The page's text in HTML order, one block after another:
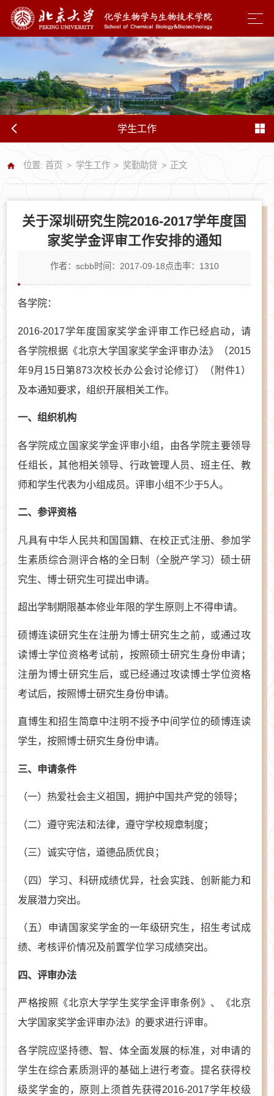
学生工作
位置:首页 > 学生工作 > 奖勤助贷 > 正文
关于深圳研究生院2016-2017学年度国
家奖学金评审工作安排的通知
作者：scbb时间：2017-09-18点击率： 1310
各学院：
2016-2017学年度国家奖学金评审工作已经启动，请
各学院根据《北京大学国家奖学金评审办法》（2015
年9月15日第873次校长办公会讨论修订）（附件1）
及本通知要求，组织开展相关工作。
一、组织机构
各学院成立国家奖学金评审小组，由各学院主要领导
任组长，其他相关领导、行政管理人员、班主任、教
师和学生代表为小组成员。评审小组不少于5人。
二、参评资格
凡具有中华人民共和国国籍、在校正式注册、参加学
生素质综合测评合格的全日制（全脱产学习）硕士研
究生、博士研究生可提出申请。
超出学制期限基本修业年限的学生原则上不得申请。
硕博连读研究生在注册为博士研究生之前，或通过攻
读博士学位资格考试前，按照硕士研究生身份申请；
注册为博士研究生后，或已经通过攻读博士学位资格
考试后，按照博士研究生身份申请。
直博生和招生简章中注明不授予中间学位的硕博连读
学生，按照博士研究生身份申请。
三、申请条件
（一）热爱社会主义祖国，拥护中国共产党的领导；
（二）遵守宪法和法律，遵守学校规章制度；
（三）诚实守信，道德品质优良；
（四）学习、科研成绩优异，社会实践、创新能力和
发展潜力突出。
（五）申请国家奖学金的一年级研究生，招生考试成
绩、考核评价情况及前置学位学习成绩突出。
四、评审办法
严格按照《北京大学学生奖学金评审条例》、《北京
大学国家奖学金评审办法》的要求进行评审。
各学院应坚持德、智、体全面发展的标准，对申请的
学生在综合素质测评的基础上进行考查。提名获得校
级奖学金的，原则上须首先获得2016-2017学年校级